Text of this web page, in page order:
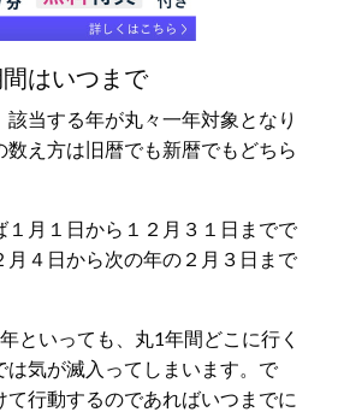
はいつまで
該当する年が丸々一年対象となり
数え方は旧暦でも新暦でもどちら
１月１日から１２月３１日までで
月４日から次の年の２月３日まで
といっても、丸1年間どこに行く
は気が滅入ってしまいます。で
て行動するのであればいつまでに